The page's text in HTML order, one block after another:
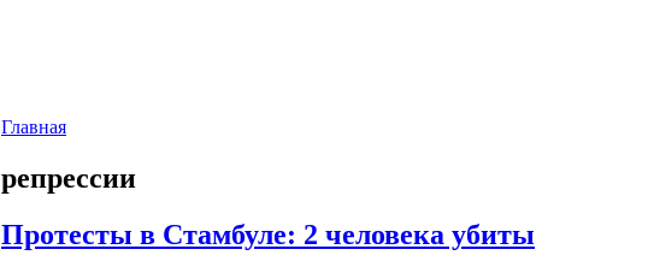
Главная
репрессии
Протесты в Стамбуле: 2 человека убиты